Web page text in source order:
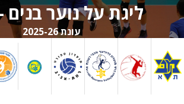
ליגת על נוער בנים
עונת 2025-26